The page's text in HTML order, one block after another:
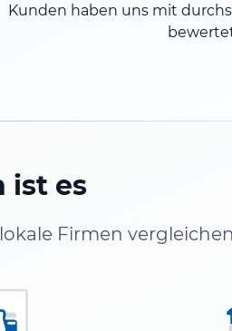
Kunden haben uns mit
ist es
Firmen vergleichen